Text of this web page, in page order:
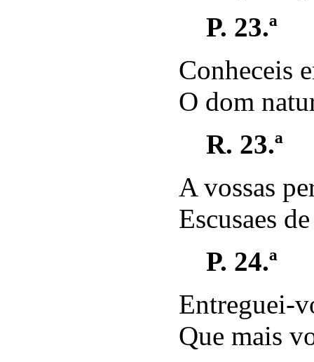
P. 23.ª
Conheceis
O dom
R. 23.ª
A vossas
Escusaes
P. 24.ª
Entreguei-
Que mais